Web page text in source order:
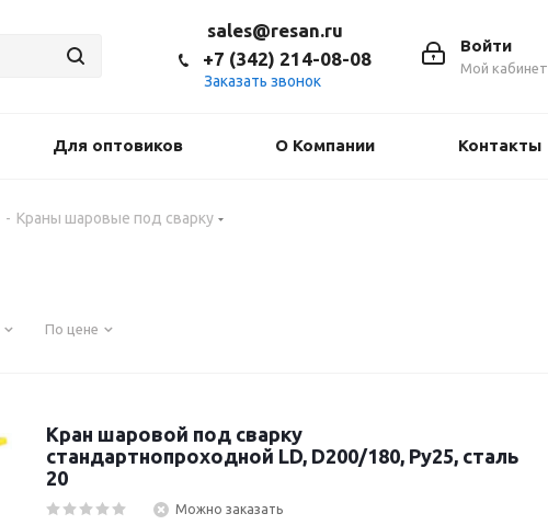
Войти
Мой кабинет
sales@resan.ru
+7 (342) 214-08-08
Заказать звонок
Для оптовиков О Компании Контакты
- Краны шаровые под сварку
По цене
Кран шаровой под сварку
стандартнопроходной LD, D200/180, Ру25, сталь
20
Можно заказать